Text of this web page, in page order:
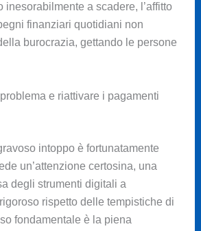
inesorabilmente a scadere, l’affitto
finanziari quotidiani non
burocrazia, gettando le persone
e riattivare i pagamenti
intoppo è fortunatamente
un’attenzione certosina, una
degli strumenti digitali a
rispetto delle tempistiche di
fondamentale è la piena